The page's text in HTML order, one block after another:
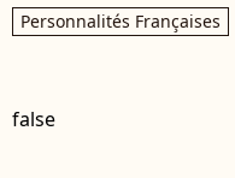
Personnalités Françaises
false